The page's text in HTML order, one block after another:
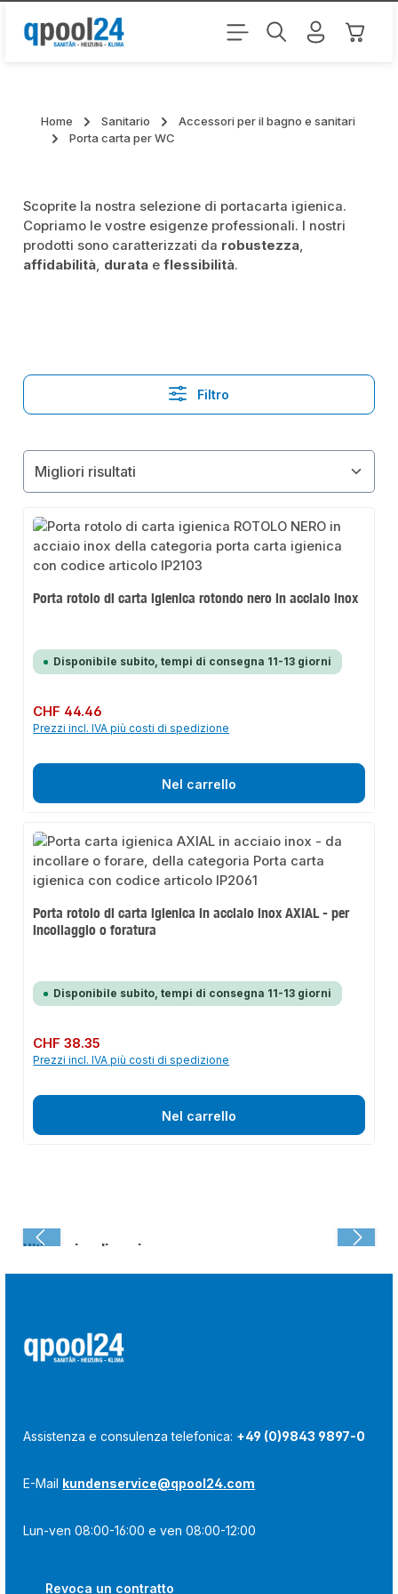
Passa al contenuto principale Il
Home Sanitario
Accessori per il bagno e sanitari
Porta carta per WC
Scoprite la nostra selezione di portacarta igienica.
Copriamo le vostre esigenze professionali. I nostri
prodotti sono caratterizzati da robustezza,
affidabilità, durata eflessibilità.
Filtro
Porta rotolo di carta igienica rotondo nero in acciaio inox
Disponibile subito, tempi di consegna 11-13 giorni
Prezzo normale:
CHF 44.46
Prezzi incl. IVA più costi di spedizione
Nel carrello
Porta rotolo di carta igienica in acciaio inox AXIAL - per
incollaggio o foratura
Disponibile subito, tempi di consegna 11-13 giorni
Prezzo normale:
CHF 38.35
Prezzi incl. IVA più costi di spedizione
Nel carrello
Ultima visualizzazione:
Assistenza e consulenza telefonica: +49 (0)9843 9897-0
E-Mail kundenservice@qpool24.com
Lun-ven 08:00-16:00 e ven 08:00-12:00
Revoca un contratto